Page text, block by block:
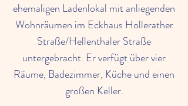
ehemaligen Ladenlokal mit anliegenden
Wohnräumen im Eckhaus Hollerather
Straße/Hellenthaler Straße
untergebracht. Er verfügt über vier
Räume, Badezimmer, Küche und einen
großen Keller.